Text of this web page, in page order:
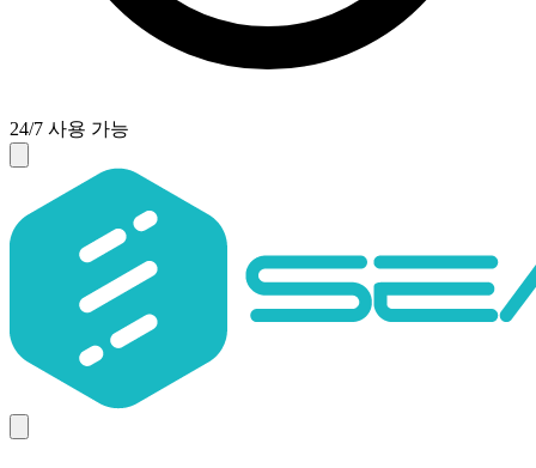
24/7 사용 가능